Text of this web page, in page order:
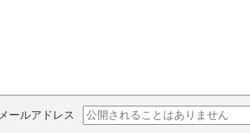
メールアドレス